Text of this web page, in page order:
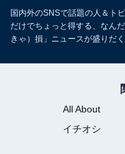
国内外のSNSで話題の人＆ト
だけでちょっと得する、なん
きゃ）損」ニュースが盛りだく
All About
イチオシ